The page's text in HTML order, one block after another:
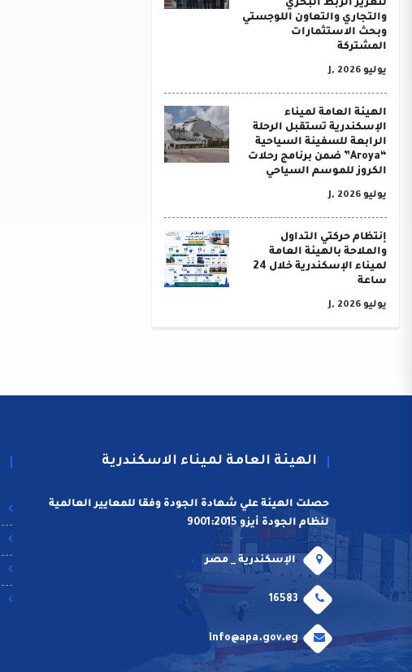
لتعزيز الربط البحري
والتجاري والتعاون اللوجستي
وبحث الاستثمارات
المشتركة
يوليو J, 2026
الهيئة العامة لميناء
الإسكندرية تستقبل الرحلة
الرابعة للسفينة السياحية
“Aroya” ضمن برنامج رحلات
الكروز للموسم السياحي
يوليو J, 2026
إنتظام حركتي التداول
والملاحة بالهيئة العامة
لميناء الإسكندرية خلال 24
ساعة
يوليو J, 2026
الهيئة العامة لميناء الاسكندرية
حصلت الهيئة علي شهادة الجودة وفقا للمعايير العالمية
لنظام الجودة أيزو 9001:2015
الإسكندرية _ مصر
16583
info@apa.gov.eg